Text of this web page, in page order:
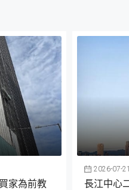
家為前教
2026-07-21
長江中心